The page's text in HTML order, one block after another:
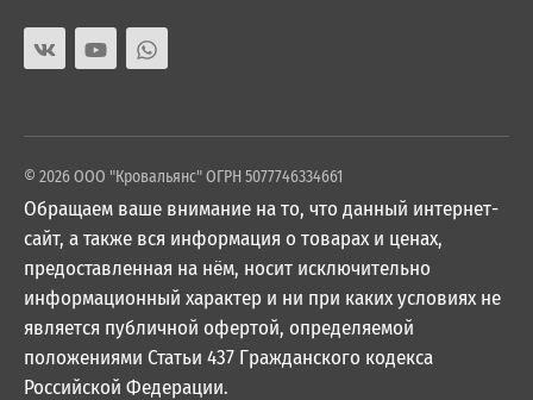
© 2026 ООО "Кровальянс" ОГРН 5077746334661
Обращаем ваше внимание на то, что данный интернет-
сайт, а также вся информация о товарах и ценах,
предоставленная на нём, носит исключительно
информационный характер и ни при каких условиях не
является публичной офертой, определяемой
положениями Статьи 437 Гражданского кодекса
Российской Федерации.